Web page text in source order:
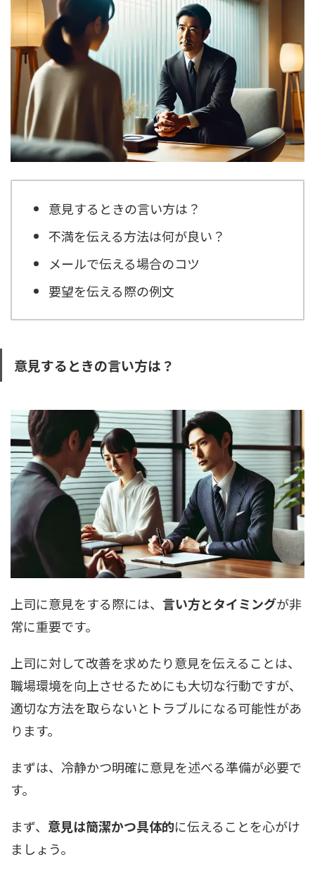
意見するときの言い方は？
不満を伝える方法は何が良い？
メールで伝える場合のコツ
要望を伝える際の例文
意見するときの言い方は？
上司に意見をする際には、 言い方とタイミングが非
常に重要です。
上司に対して改善を求めたり意見を伝えることは、
職場環境を向上させるためにも大切な行動ですが、
適切な方法を取らないとトラブルになる可能性があ
ります。
まずは、冷静かつ明確に意見を述べる準備が必要で
す。
まず、 意見は簡潔かつ具体的に伝えることを心がけ
ましょう。